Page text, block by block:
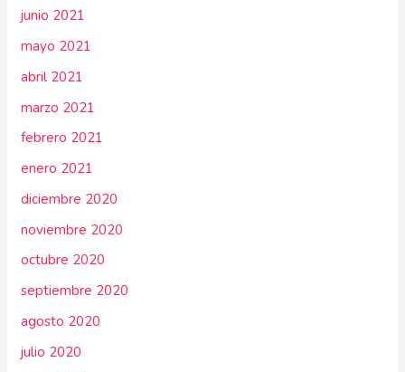
junio 2021
mayo 2021
abril 2021
marzo 2021
febrero 2021
enero 2021
diciembre 2020
noviembre 2020
octubre 2020
septiembre 2020
agosto 2020
julio 2020